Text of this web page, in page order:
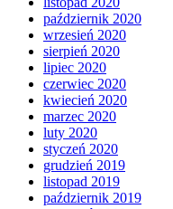
październik 2020
wrzesień 2020
sierpień 2020
lipiec 2020
czerwiec 2020
kwiecień 2020
marzec 2020
luty 2020
styczeń 2020
grudzień 2019
listopad 2019
październik 2019